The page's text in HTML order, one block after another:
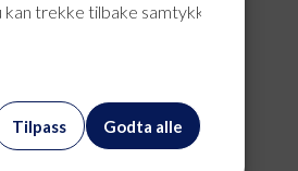
trekke tilbake samtykke når
Godta alle
Tilpass